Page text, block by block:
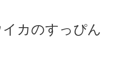
カのすっぴん